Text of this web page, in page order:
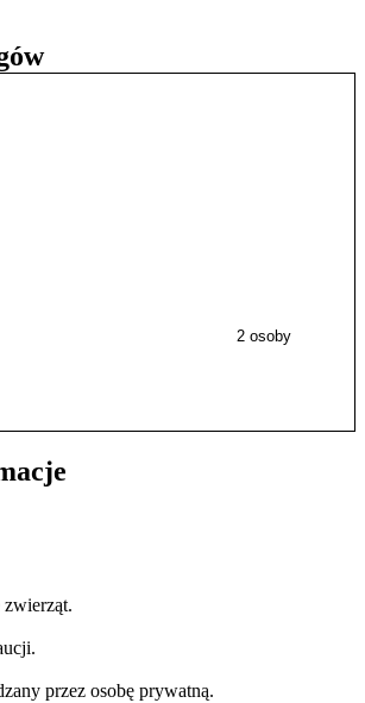
2 osoby
przez osobę prywatną.